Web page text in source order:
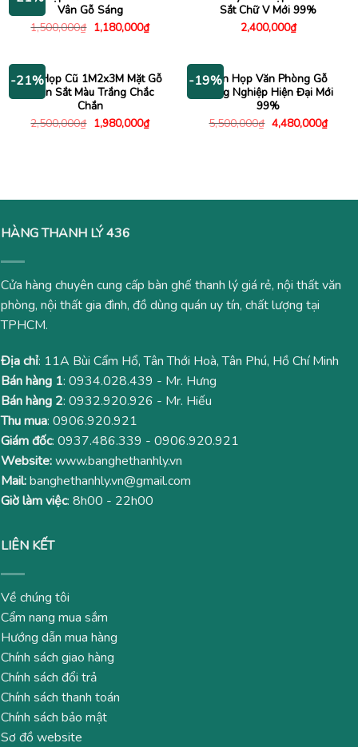
Vân Gỗ Sáng
1,500,000₫ Giá
gốc
1,180,000₫Giá
hiện
1,180,000₫.
Sắt Chữ V Mới 99%
2,400,000₫
-21%
Bàn Họp Cũ 1M2x3M Mặt Gỗ
Chân Sắt Màu Trắng Chắc
Chắn
2,500,000₫ Giá
gốc
1,980,000₫Giá
hiện
-19%Bàn Họp Văn Phòng Gỗ
Công Nghiệp Hiện Đại Mới
99%
5,500,000₫ Giá
gốc
4,480,000₫Giá
hiện
HÀNG THANH LÝ 436
Cửa hàng chuyên cung cấp bàn ghế thanh lý giá rẻ, nội thất văn
phòng, nội thất gia đình, đồ dùng quán uy tín, chất lượng tại
TPHCM.
Địa chỉ: 11A Bùi Cẩm Hổ, Tân Thới Hoà, Tân Phú, Hồ Chí Minh
Bán hàng 1: 0934.028.439 - Mr. Hưng
Bán hàng 2: 0932.920.926 - Mr. Hiếu
Thu mua: 0906.920.921
Giám đốc: 0937.486.339 - 0906.920.921
Website:www.banghethanhly.vn
Mail:banghethanhly.vn@gmail.com
Giờ làm việc: 8h00 - 22h00
LIÊN KẾT
Về chúng tôi
Cẩm nang mua sắm
Hướng dẫn mua hàng
Chính sách giao hàng
Chính sách đổi trả
Chính sách thanh toán
Chính sách bảo mật
Sơ đồ website